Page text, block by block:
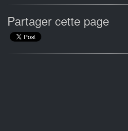
Partager cette page